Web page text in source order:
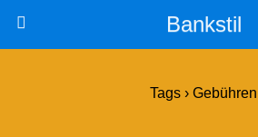
Bankstil
Tags › Gebühren